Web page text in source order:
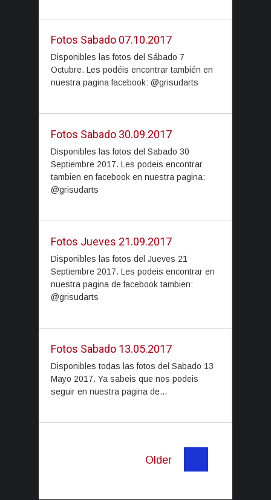
Fotos Sabado 07.10.2017
Disponibles las fotos del Sábado 7
Octubre. Les podéis encontrar también en
nuestra pagina facebook: @grisudarts
Fotos Sabado 30.09.2017
Disponibles las fotos del Sabado 30
Septiembre 2017. Les podeis encontrar
tambien en facebook en nuestra pagina:
@grisudarts
Fotos Jueves 21.09.2017
Disponibles las fotos del Jueves 21
Septiembre 2017. Les podeis encontrar en
nuestra pagina de facebook tambien:
@grisudarts
Fotos Sabado 13.05.2017
Disponibles todas las fotos del Sabado 13
Mayo 2017. Ya sabeis que nos podeis
seguir en nuestra pagina de...
Older